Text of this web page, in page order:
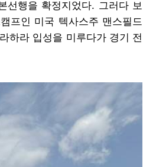
선행을 확정지었다. 그러다 보
프인 미국 텍사스주 맨스필드
하라 입성을 미루다가 경기 전